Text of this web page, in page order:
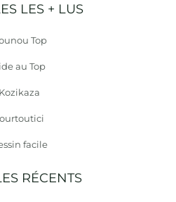
LES + LUS
Top
au Top
Kozikaza
facile
RÉCENTS